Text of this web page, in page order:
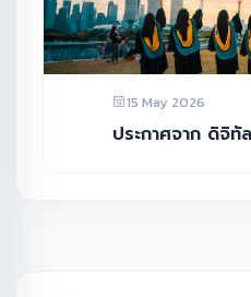
15 May 2026
ประกาศจาก ดิจิ